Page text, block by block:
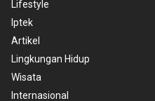
Lifestyle
Iptek
Artikel
Lingkungan Hidup
Wisata
Internasional